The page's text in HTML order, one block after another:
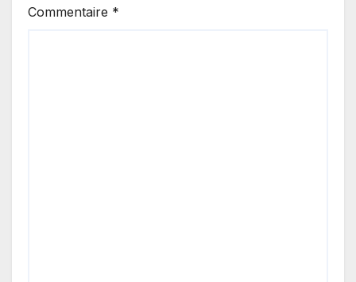
Commentaire *